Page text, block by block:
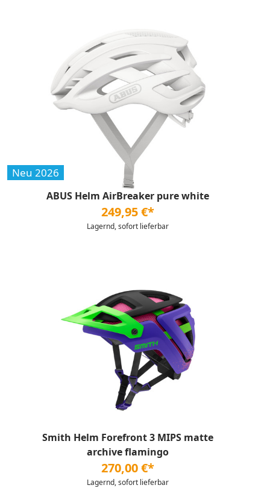
Neu 2026
ABUS Helm AirBreaker pure white
249,95 €*
Lagernd, sofort lieferbar
Smith Helm Forefront 3 MIPS matte
archive flamingo
270,00 €*
Lagernd, sofort lieferbar